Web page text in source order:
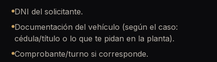
DNI del solicitante.
Documentación del vehículo (según el caso:
cédula/título o lo que te pidan en la planta).
Comprobante/turno si corresponde.